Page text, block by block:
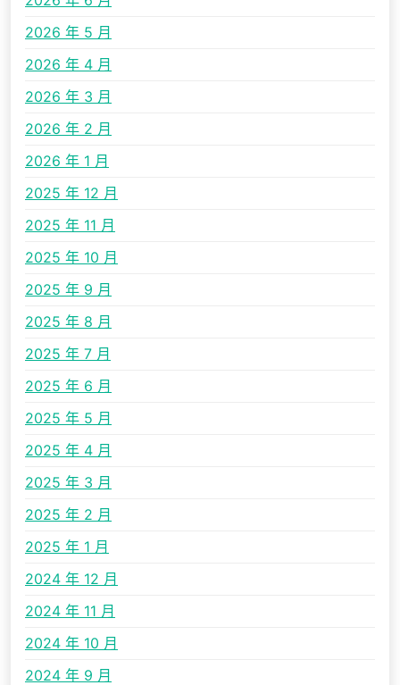
2026 年 5 月
2026 年 4 月
2026 年 3 月
2026 年 2 月
2026 年 1 月
2025 年 12 月
2025 年 11 月
2025 年 10 月
2025 年 9 月
2025 年 8 月
2025 年 7 月
2025 年 6 月
2025 年 5 月
2025 年 4 月
2025 年 3 月
2025 年 2 月
2025 年 1 月
2024 年 12 月
2024 年 11 月
2024 年 10 月
2024 年 9 月